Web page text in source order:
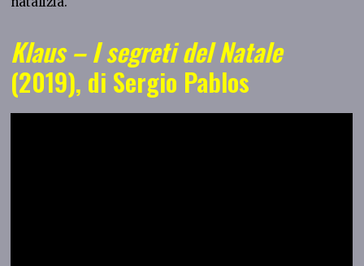
Klaus – I segreti del Natale
(2019), di Sergio Pablos